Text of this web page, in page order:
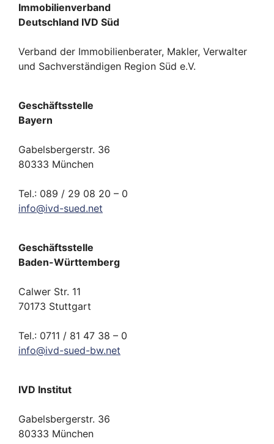
Immobilienverband
Deutschland IVD Süd
Verband der Immobilienberater, Makler, Verwalter
und Sachverständigen Region Süd e.V.
Geschäftsstelle
Bayern
Gabelsbergerstr. 36
80333 München
Tel.: 089 / 29 08 20 – 0
info@ivd-sued.net
Geschäftsstelle
Baden-Württemberg
Calwer Str. 11
70173 Stuttgart
Tel.: 0711 / 81 47 38 – 0
info@ivd-sued-bw.net
IVD Institut
Gabelsbergerstr. 36
80333 München